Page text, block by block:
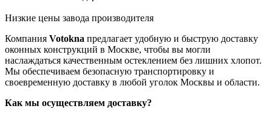
Низкие цены завода производителя
Компания Votokna предлагает удобную и быструю доставку
оконных конструкций в Москве, чтобы вы могли
наслаждаться качественным остеклением без лишних хлопот.
Мы обеспечиваем безопасную транспортировку и
своевременную доставку в любой уголок Москвы и области.
Как мы осуществляем доставку?